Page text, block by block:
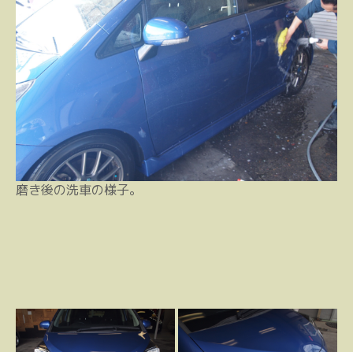
磨き後の洗車の様子。